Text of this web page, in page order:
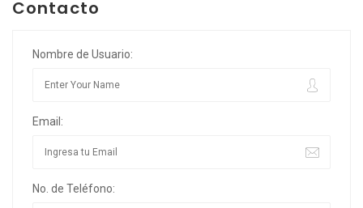
Contacto
Nombre de Usuario:
Email:
No. de Teléfono: